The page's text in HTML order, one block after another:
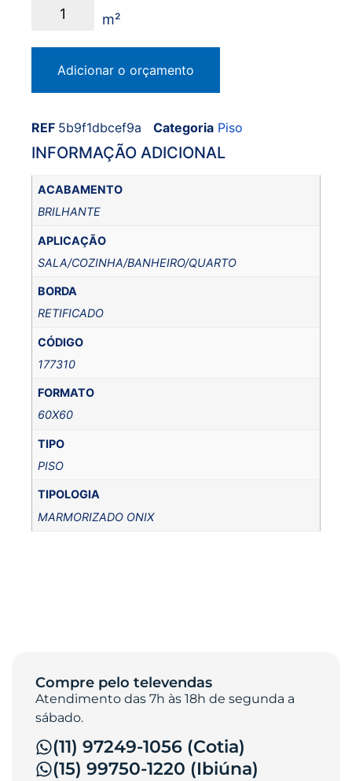
Adicionar o orçamento
REF 5b9f1dbcef9a Categoria Piso
INFORMAÇÃO ADICIONAL
ACABAMENTO
BRILHANTE
APLICAÇÃO
SALA/COZINHA/BANHEIRO/QUARTO
BORDA
RETIFICADO
CÓDIGO
177310
FORMATO
60X60
TIPO
PISO
TIPOLOGIA
MARMORIZADO ONIX
Compre pelo televendas
Atendimento das 7h às 18h de segunda a
sábado.
(11) 97249-1056 (Cotia)
(15) 99750-1220 (Ibiúna)